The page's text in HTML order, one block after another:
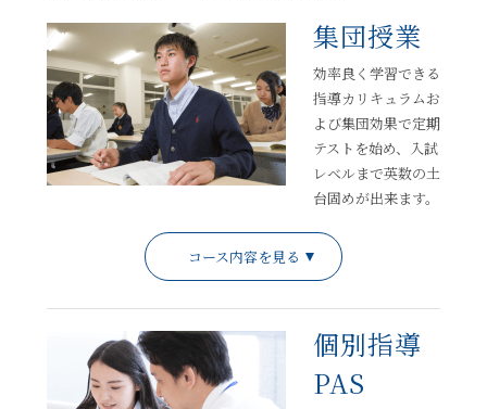
集団授業
効率良く学習できる
指導カリキュラムお
よび集団効果で定期
テストを始め、入試
レベルまで英数の土
台固めが出来ます。
コース内容を見る
個別指導
PAS